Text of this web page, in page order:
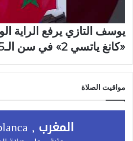
يوسف التازي يرفع الراية
«كانغ ياتسي 2» في سن الـ15
مواقيت الصلاة